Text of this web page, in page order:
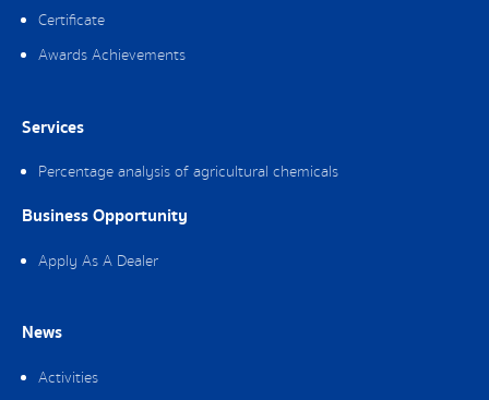
Certificate
Awards Achievements
Services
Percentage analysis of agricultural chemicals
Business Opportunity
Apply As A Dealer
News
Activities